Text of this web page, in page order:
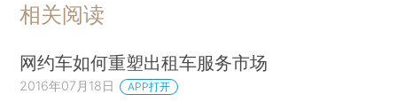
相关阅读
网约车如何重塑出租车服务市场
2016年07月18日 APP打开